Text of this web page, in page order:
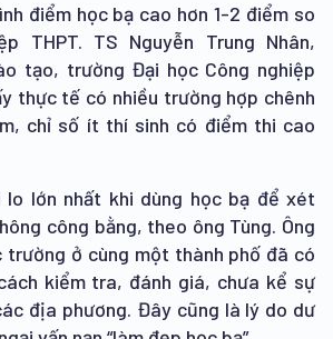
điểm học bạ cao hơn 1-2 điểm so
THPT. TS Nguyễn Trung Nhân,
tạo, trường Đại học Công nghiệp
thực tế có nhiều trường hợp chênh
chỉ số ít thí sinh có điểm thi cao
lo lớn nhất khi dùng học bạ để xét
công bằng, theo ông Tùng. Ông
ở cùng một thành phố đã có
kiểm tra, đánh giá, chưa kể sự
địa phương. Đây cũng là lý do dư